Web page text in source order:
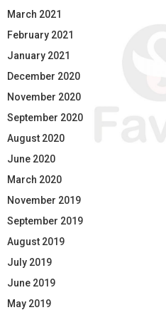
March 2021
February 2021
January 2021
December 2020
November 2020
September 2020
August 2020
June 2020
March 2020
November 2019
September 2019
August 2019
July 2019
June 2019
May 2019